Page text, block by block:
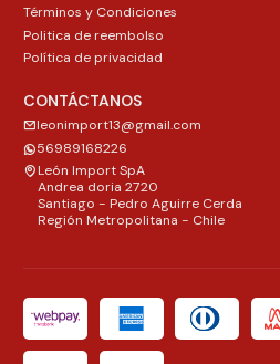
Términos y Condiciones
Politica de reembolso
Política de privacidad
CONTÁCTANOS
leonimport13@gmail.com
56989168226
León Import SpA
Andrea doria 2720
Santiago - Pedro Aguirre Cerda
Región Metropolitana - Chile